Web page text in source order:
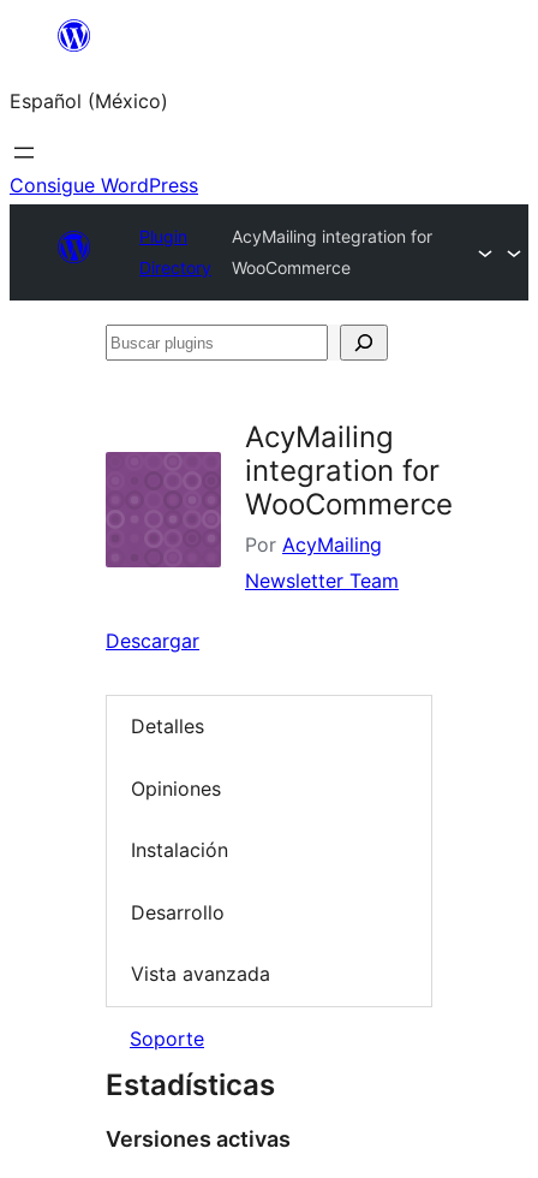
Saltar
contenido
Español (México)
Consigue WordPress
Plugin
Directory
AcyMailing integration for
WooCommerce
Buscar
AcyMailing
integration for
WooCommerce
Por AcyMailing
Newsletter Team
Descargar
Detalles
Opiniones
Instalación
Desarrollo
Vista avanzada
Soporte
Estadísticas
Versiones activas